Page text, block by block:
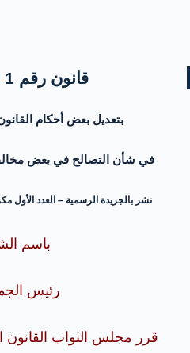
قانون رقم 1 لسنة 2020
بتعديل بعض أحكام القانون رقم 17
في شأن التصالح في بعض
نشر بالجريدة الرسمية – العدد الأول مكرر (د)
باسم
رئيس
قرر مجلس النواب القانون